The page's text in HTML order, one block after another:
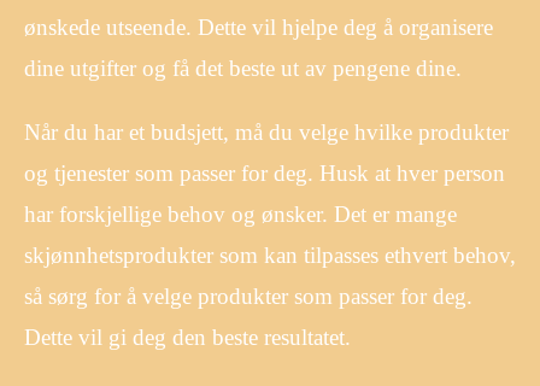
ønskede utseende. Dette vil hjelpe deg å organisere
dine utgifter og få det beste ut av pengene dine.
Når du har et budsjett, må du velge hvilke produkter
og tjenester som passer for deg. Husk at hver person
har forskjellige behov og ønsker. Det er mange
skjønnhetsprodukter som kan tilpasses ethvert behov,
så sørg for å velge produkter som passer for deg.
Dette vil gi deg den beste resultatet.